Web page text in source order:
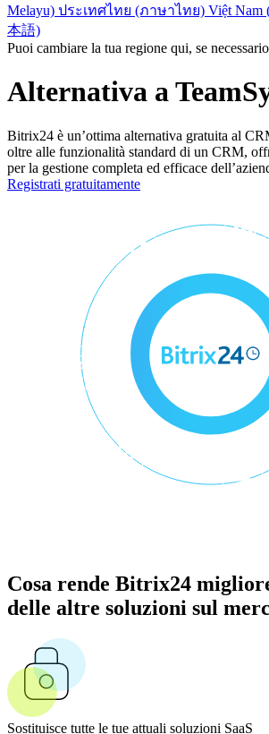
Melayu) ประเทศไทย (ภาษาไทย) Việt Nam
本語)
Puoi cambiare la tua regione qui, se necessario
Alternativa a
Bitrix24 è un’ottima alternativa gratuita al
oltre alle funzionalità standard di un CRM,
per la gestione completa ed efficace
Registrati gratuitamente
Cosa rende Bitrix24
delle altre soluzioni sul
Sostituisce tutte le tue attuali soluzioni SaaS